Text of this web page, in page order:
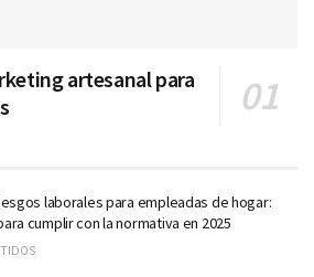
artesanal para
laborales para empleadas de hogar:
cumplir con la normativa en 2025